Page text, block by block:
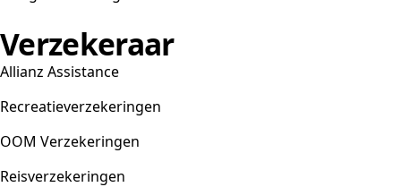
Verzekeraar
Allianz Assistance
Recreatieverzekeringen
OOM Verzekeringen
Reisverzekeringen